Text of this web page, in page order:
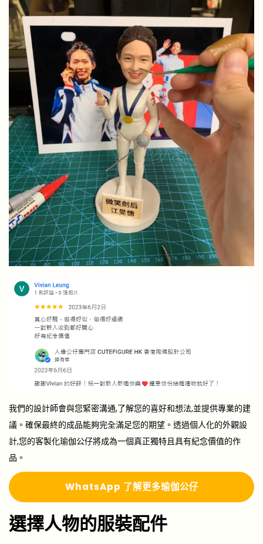
我們的設計師會與您緊密溝通,了解您的喜好和想法,並提供專業的建
議。確保最終的成品能夠完全滿足您的期望。透過個人化的外觀設
計,您的客製化瑜伽公仔將成為一個真正獨特且具有紀念價值的作
品。
WhatsApp 了解更多瑜伽公仔
選擇人物的服裝配件